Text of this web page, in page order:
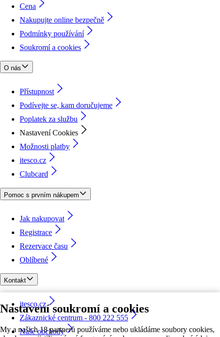
Nastavení soukromí a cookies
My a našich 18 partnerů používáme nebo ukládáme soubory cookies,
Cena
Nakupujte online bezpečně
Podmínky používání
Soukromí a cookies
O nás
Přístupnost
Podívejte se, kam doručujeme
Poplatek za službu
Nastavení Cookies
Možnosti platby
itesco.cz
Clubcard
Pomoc s prvním nákupem
Jak nakupovat
Registrace
Rezervace času
Oblíbené
Kontakt
itesco.cz
Zákaznické centrum - 800 222 555
Naše obchody